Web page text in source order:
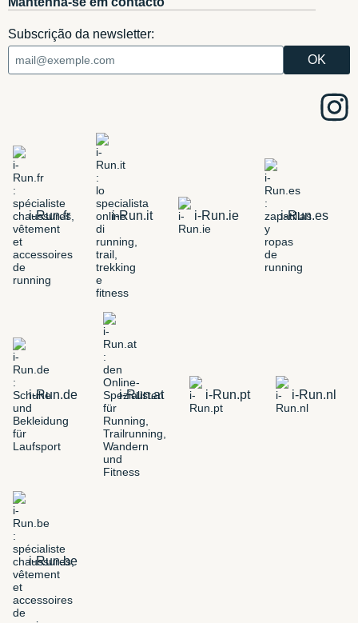
Subscrição da newsletter:
i-Run.fr i-Run.it i-Run.ie i-Run.es
i-Run.de i-Run.at i-Run.pt i-Run.nl
i-Run.be